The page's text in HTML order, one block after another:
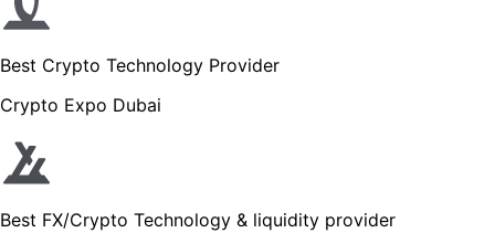
Best Crypto Technology Provider
Crypto Expo Dubai
Best FX/Crypto Technology & liquidity provider